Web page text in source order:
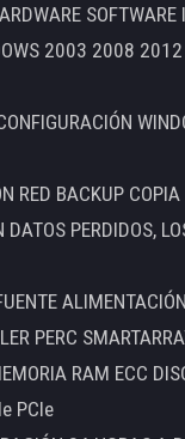
SOFTWARE
2003 2008
RED BACKUP
DATOS PERDIDOS,
PERC
RAM ECC
PCIe